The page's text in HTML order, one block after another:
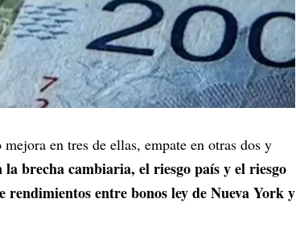
en tres de ellas, empate en otras dos y
brecha cambiaria, el riesgo país y el riesgo
entre bonos ley de Nueva York y